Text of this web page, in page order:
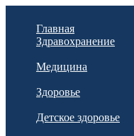
Главная
Здравохранение
Медицина
Здоровье
Детское здоровье